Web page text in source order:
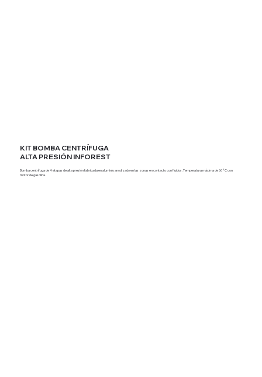
KIT BOMBA CENTRÍFUGA
ALTA PRESIÓN INFOREST
Bomba centrífuga de 4 etapas de alta presión fabricada en aluminio anodizado en las zonas en contacto con fluidos. Temperatura máxima de 60°C con
motor de gasolina.